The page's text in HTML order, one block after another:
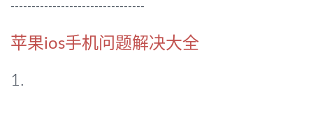
--------------------------------
苹果ios手机问题解决大全
1.